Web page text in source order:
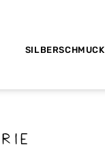
SILBERSCHMUCK